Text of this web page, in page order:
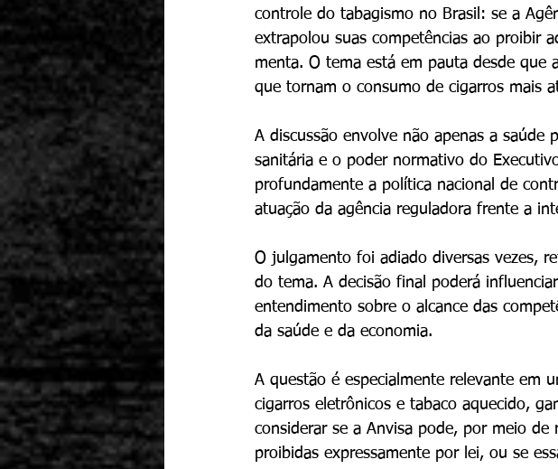
controle do tabagismo no Brasil: se a
extrapolou suas competências ao proibir
menta. O tema está em pauta desde que
que tornam o consumo de cigarros mais
A discussão envolve não apenas a
sanitária e o poder normativo do
profundamente a política nacional de
atuação da agência reguladora frente a
O julgamento foi adiado diversas vezes,
do tema. A decisão final poderá
entendimento sobre o alcance das
da saúde e da economia.
A questão é especialmente relevante em
cigarros eletrônicos e tabaco aquecido,
considerar se a Anvisa pode, por meio de
proibidas expressamente por lei, ou se